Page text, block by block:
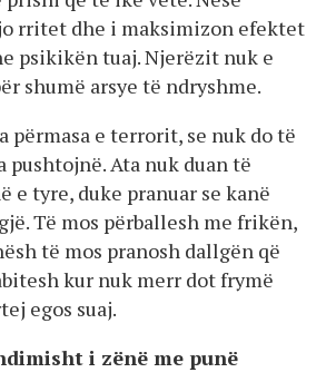
rritet dhe i maksimizon efektet
psikikën tuaj. Njerëzit nuk e
shumë arsye të ndryshme.
përmasa e terrorit, se nuk do të
pushtojnë. Ata nuk duan të
e tyre, duke pranuar se kanë
Të mos përballesh me frikën,
të mos pranosh dallgën që
kur nuk merr dot frymë
egos suaj.
i zënë me punë